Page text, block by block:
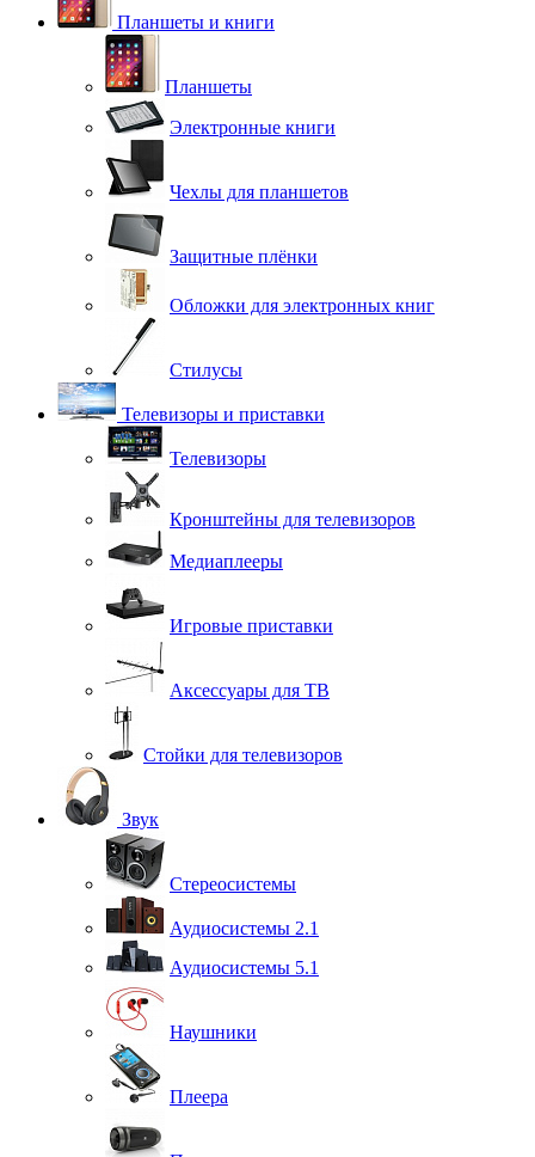
Планшеты и книги
Планшеты
Электронные книги
Чехлы для планшетов
Защитные плёнки
Обложки для электронных книг
Стилусы
Телевизоры и приставки
Телевизоры
Кронштейны для телевизоров
Медиаплееры
Игровые приставки
Аксессуары для ТВ
Стойки для телевизоров
Звук
Стереосистемы
Аудиосистемы 2.1
Аудиосистемы 5.1
Наушники
Плеера